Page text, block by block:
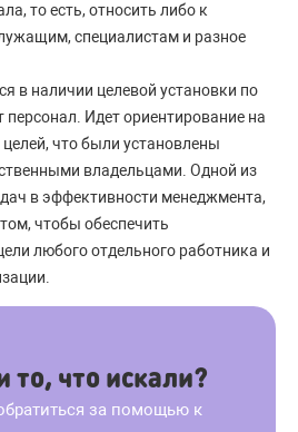
то есть, относить либо к
специалистам и разное
в наличии целевой установки по
персонал. Идет ориентирование на
что были установлены
владельцами. Одной из
в эффективности менеджмента,
чтобы обеспечить
любого отдельного работника и
что искали?
за помощью к